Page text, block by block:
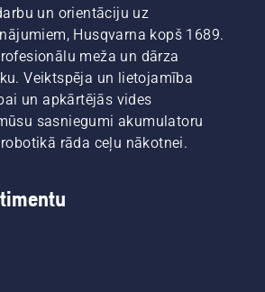
un orientāciju uz
Husqvarna kopš 1689.
meža un dārza
Veiktspēja un lietojamība
un apkārtējās vides
sasniegumi akumulatoru
rāda ceļu nākotnei.